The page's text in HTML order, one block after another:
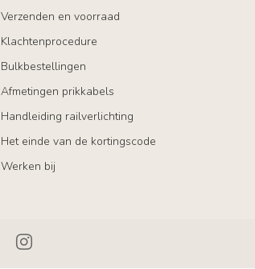
Verzenden en voorraad
Klachtenprocedure
Bulkbestellingen
Afmetingen prikkabels
Handleiding railverlichting
Het einde van de kortingscode
Werken bij